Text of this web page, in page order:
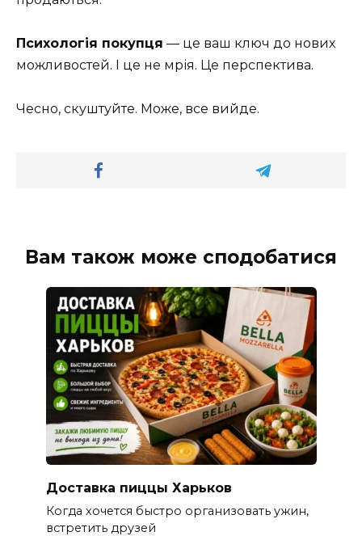
Психологія покупця — це ваш ключ до нових
можливостей. І це не мрія. Це перспектива.
Чесно, скуштуйте. Може, все вийде.
Вам також може сподобатися
Доставка пиццы Харьков
Когда хочется быстро организовать ужин,
встретить друзей